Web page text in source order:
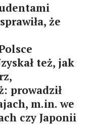
że
też, jak
prowadził
m.in. we
czy Japonii